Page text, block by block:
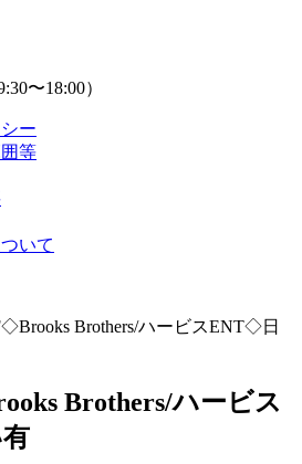
〜18:00）
ー
等
いて
Brothers/ハービスENT◇日
Brothers/ハービス